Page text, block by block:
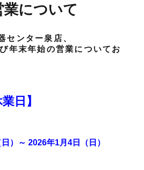
について
センター泉店、
年末年始の営業についてお
日】
）～ 2026年1月4日（日 ）